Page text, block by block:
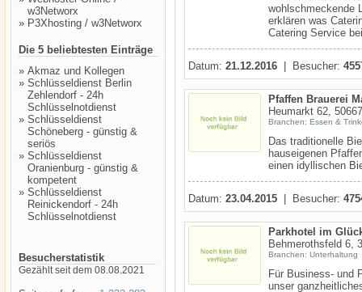
w3Networx
» P3Xhosting / w3Networx
Die 5 beliebtesten Einträge
» Akmaz und Kollegen
» Schlüsseldienst Berlin
Zehlendorf - 24h
Schlüsselnotdienst
» Schlüsseldienst
Schöneberg - günstig &
seriös
» Schlüsseldienst
Oranienburg - günstig &
kompetent
» Schlüsseldienst
Reinickendorf - 24h
Schlüsselnotdienst
Besucherstatistik
Gezählt seit dem 08.08.2021
wohlschmeckende
erklären was
Catering Service
Datum: 21.12.2016 | Besucher:
Pfaffen Brauerei
Heumarkt 62,
Branchen: Essen &
Das traditionelle
hauseigenen
einen idyllischen
Datum: 23.04.2015 | Besucher:
Parkhotel im
Behmerothsfeld 6,
Branchen: Unterhaltung
Für Business- und
unser